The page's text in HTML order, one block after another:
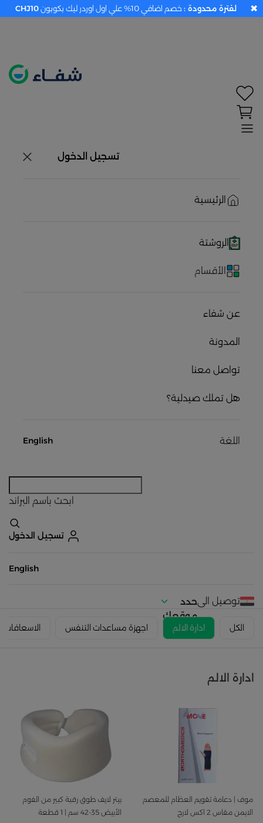
تسجيل الدخول
الرئيسية
الروشتة
الأقسام
عن شفاء
المدونة
تواصل معنا
هل تملك صيدلية؟
اللغة English
ابحث باسم البراند
تسجيل الدخول
English
توصيل الىحدد
موقعك
الكل ادارة الالم اجهزة مساعدات التنفس الاسعافات
×
ادارة الالم
موف | دعامة تقويم العظام للمعصم
الايمن مقاس 2 اكس لارج
بيتر لايف طوق رقبة كبير من الفوم
الأبيض 35-42 سم | 1 قطعة
لفترة محدودة : خصم اضافي 10% علي اول اوردر ليك بكوبون CHJ10 ✖